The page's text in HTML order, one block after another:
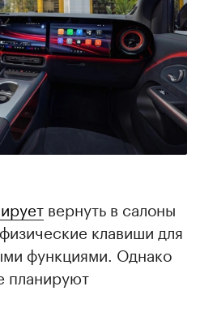
вернуть в салоны
клавиши для
функциями. Однако
планируют